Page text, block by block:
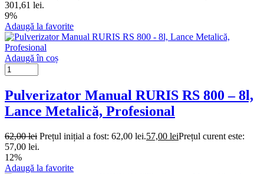
301,61 lei.
9%
Adaugă la favorite
Adaugă în coș
Pulverizator Manual RURIS RS 800 – 8l,
Lance Metalică, Profesional
62,00lei Prețul inițial a fost: 62,00 lei.57,00 leiPrețul curent este:
57,00 lei.
12%
Adaugă la favorite